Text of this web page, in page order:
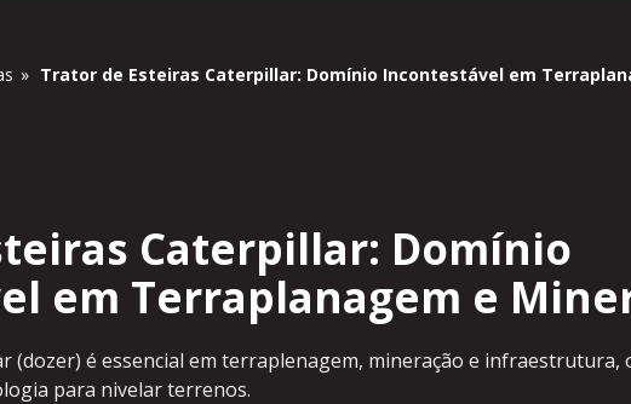
» Trator de Esteiras Caterpillar: Domínio Incontestável em
Caterpillar: Domínio
em Terraplanagem e
(dozer) é essencial em terraplenagem, mineração e infraestrutura,
para nivelar terrenos.